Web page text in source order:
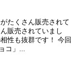
たくさん販売されて
販売されていまし
性も抜群です！ 今回
コ」...